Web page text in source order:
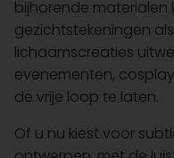
bijhorende materialen
gezichtstekeningen
lichaamscreaties
evenementen,
de vrije loop te laten.
Of u nu kiest voor